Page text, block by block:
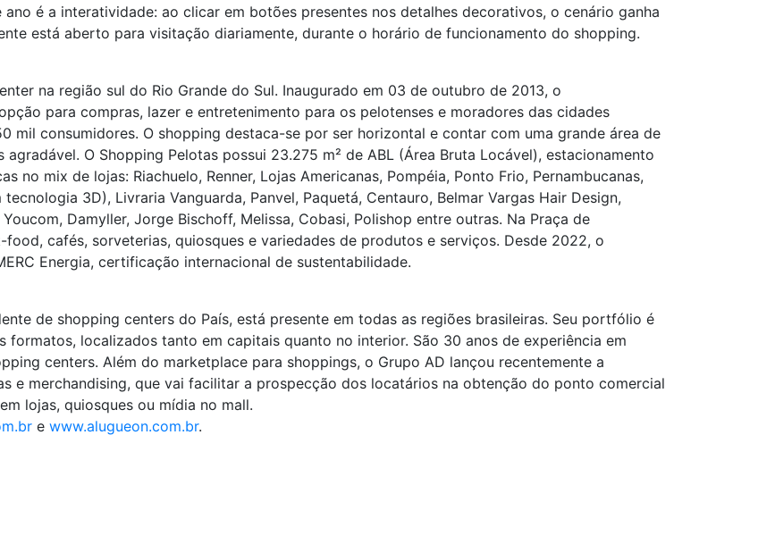
é a interatividade: ao clicar em botões presentes nos detalhes decorativos, o cenário ganha
está aberto para visitação diariamente, durante o horário de funcionamento do shopping.
na região sul do Rio Grande do Sul. Inaugurado em 03 de outubro de 2013, o
para compras, lazer e entretenimento para os pelotenses e moradores das cidades
mil consumidores. O shopping destaca-se por ser horizontal e contar com uma grande área de
O Shopping Pelotas possui 23.275 m² de ABL (Área Bruta Locável), estacionamento
no mix de lojas: Riachuelo, Renner, Lojas Americanas, Pompéia, Ponto Frio, Pernambucanas,
3D), Livraria Vanguarda, Panvel, Paquetá, Centauro, Belmar Vargas Hair Design,
Damyller, Jorge Bischoff, Melissa, Cobasi, Polishop entre outras. Na Praça de
cafés, sorveterias, quiosques e variedades de produtos e serviços. Desde 2022, o
Energia, certificação internacional de sustentabilidade.
de shopping centers do País, está presente em todas as regiões brasileiras. Seu portfólio é
localizados tanto em capitais quanto no interior. São 30 anos de experiência em
centers. Além do marketplace para shoppings, o Grupo AD lançou recentemente a
e merchandising, que vai facilitar a prospecção dos locatários na obtenção do ponto comercial
lojas, quiosques ou mídia no mall.
e www.alugueon.com.br.